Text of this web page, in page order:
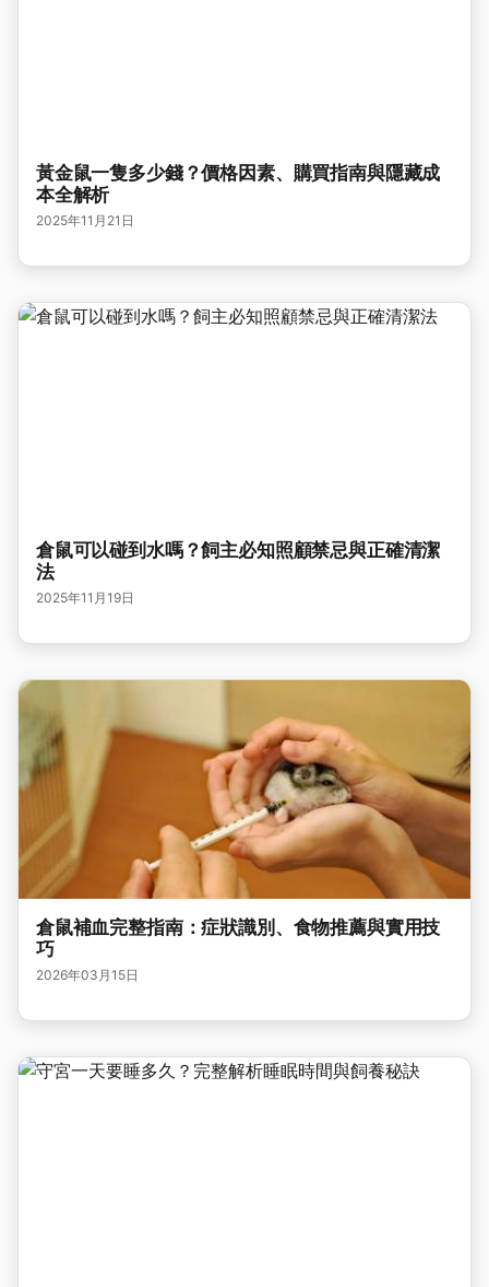
黃金鼠一隻多少錢？價格因素、購買指南與隱藏成
本全解析
2025年11月21日
倉鼠可以碰到水嗎？飼主必知照顧禁忌與正確清潔
法
2025年11月19日
倉鼠補血完整指南：症狀識別、食物推薦與實用技
巧
2026年03月15日